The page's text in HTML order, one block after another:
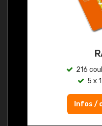
216
5 x
Infos /